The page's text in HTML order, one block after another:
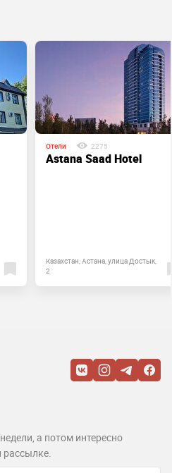
Отели 2275
Astana Saad Hotel
Казахстан, Астана, улица Достык,
2
а потом интересно